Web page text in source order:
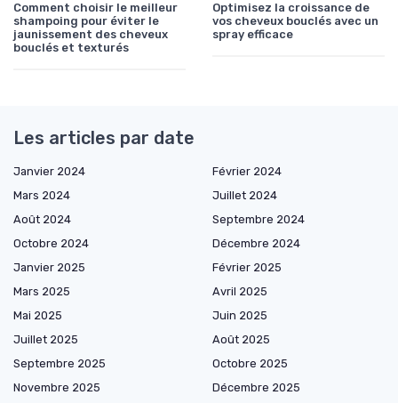
Comment choisir le meilleur
shampoing pour éviter le
jaunissement des cheveux
bouclés et texturés
Optimisez la croissance de
vos cheveux bouclés avec un
spray efficace
Les articles par date
Janvier 2024
Février 2024
Mars 2024
Juillet 2024
Août 2024
Septembre 2024
Octobre 2024
Décembre 2024
Janvier 2025
Février 2025
Mars 2025
Avril 2025
Mai 2025
Juin 2025
Juillet 2025
Août 2025
Septembre 2025
Octobre 2025
Novembre 2025
Décembre 2025